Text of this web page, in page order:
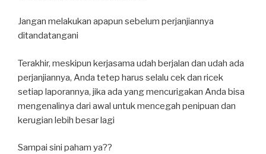
Jangan melakukan apapun sebelum perjanjiannya
ditandatangani
Terakhir, meskipun kerjasama udah berjalan dan udah ada
perjanjiannya, Anda tetep harus selalu cek dan ricek
setiap laporannya, jika ada yang mencurigakan Anda bisa
mengenalinya dari awal untuk mencegah penipuan dan
kerugian lebih besar lagi
Sampai sini paham ya??